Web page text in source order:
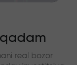
real bozor